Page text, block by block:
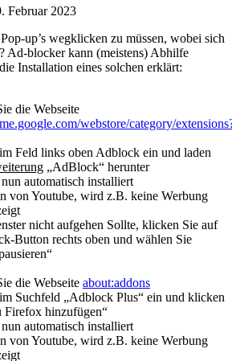
Februar 2023
up’s wegklicken zu müssen, wobei sich
Ad-blocker kann (meistens) Abhilfe
Installation eines solchen erklärt:
die Webseite
webstore/category/
Feld links oben Adblock ein und laden
„AdBlock“ herunter
automatisch installiert
von Youtube, wird z.B. keine Werbung
nicht aufgehen Sollte, klicken Sie auf
Button rechts oben und wählen Sie
die Webseite about:addons
Suchfeld „Adblock Plus“ ein und klicken
Firefox hinzufügen“
automatisch installiert
von Youtube, wird z.B. keine Werbung